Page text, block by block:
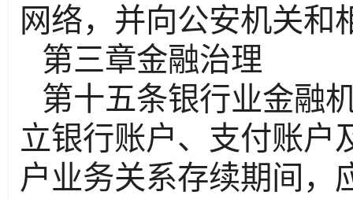
网络，并向公安机关和
第三章金融治理
第十五条银行业金融
立银行账户、支付账户
户业务关系存续期间，